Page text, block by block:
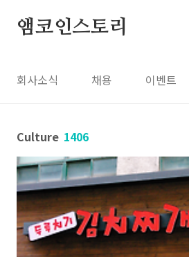
앰코인스토리
회사소식 채용 이벤트
Culture 1406